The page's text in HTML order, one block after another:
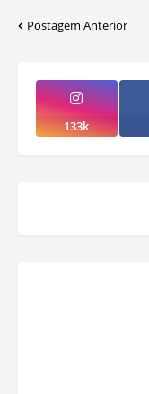
Postagem Anterior
133k